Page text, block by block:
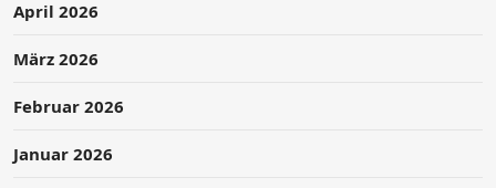
April 2026
März 2026
Februar 2026
Januar 2026